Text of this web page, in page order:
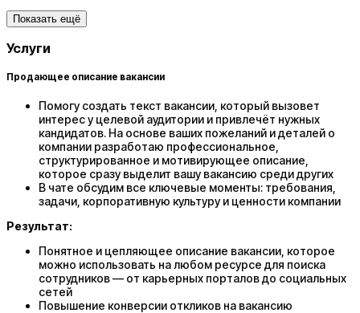
Показать ещё
Услуги
Продающее описание вакансии
Помогу создать текст вакансии, который вызовет
интерес у целевой аудитории и привлечёт нужных
кандидатов. На основе ваших пожеланий и деталей о
компании разработаю профессиональное,
структурированное и мотивирующее описание,
которое сразу выделит вашу вакансию среди других
В чате обсудим все ключевые моменты: требования,
задачи, корпоративную культуру и ценности компании
Результат:
Понятное и цепляющее описание вакансии, которое
можно использовать на любом ресурсе для поиска
сотрудников — от карьерных порталов до социальных
сетей
Повышение конверсии откликов на вакансию